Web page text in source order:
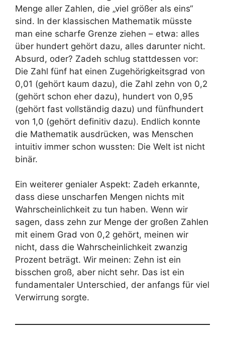
Menge aller Zahlen, die „viel größer als eins“
sind. In der klassischen Mathematik müsste
man eine scharfe Grenze ziehen – etwa: alles
über hundert gehört dazu, alles darunter nicht.
Absurd, oder? Zadeh schlug stattdessen vor:
Die Zahl fünf hat einen Zugehörigkeitsgrad von
0,01 (gehört kaum dazu), die Zahl zehn von 0,2
(gehört schon eher dazu), hundert von 0,95
(gehört fast vollständig dazu) und fünfhundert
von 1,0 (gehört definitiv dazu). Endlich konnte
die Mathematik ausdrücken, was Menschen
intuitiv immer schon wussten: Die Welt ist nicht
binär.
Ein weiterer genialer Aspekt: Zadeh erkannte,
dass diese unscharfen Mengen nichts mit
Wahrscheinlichkeit zu tun haben. Wenn wir
sagen, dass zehn zur Menge der großen Zahlen
mit einem Grad von 0,2 gehört, meinen wir
nicht, dass die Wahrscheinlichkeit zwanzig
Prozent beträgt. Wir meinen: Zehn ist ein
bisschen groß, aber nicht sehr. Das ist ein
fundamentaler Unterschied, der anfangs für viel
Verwirrung sorgte.